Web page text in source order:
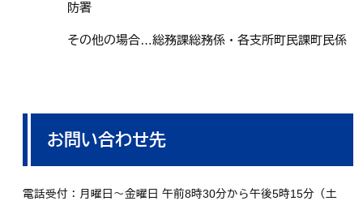
防署
その他の場合…総務課総務係・各支所町民課町民係
お問い合わせ先
電話受付：月曜日～金曜日 午前8時30分から午後5時15分（土